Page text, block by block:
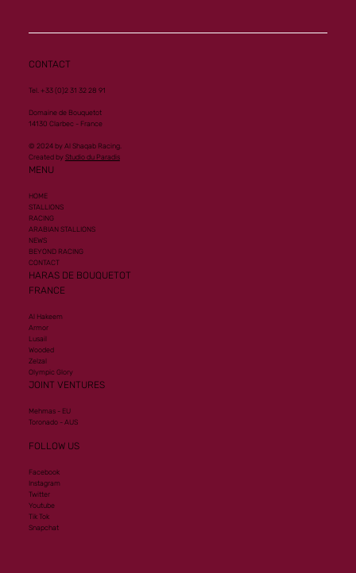
CONTACT
Tel. +33 (0)2 31 32 28 91
Domaine de Bouquetot
14130 Clarbec - France
© 2024 by Al Shaqab Racing.
Created by Studio du Paradis
MENU
HOME
STALLIONS
RACING
ARABIAN STALLIONS
NEWS
BEYOND RACING
CONTACT
HARAS DE BOUQUETOT
FRANCE
Al Hakeem
Armor
Lusail
Wooded
Zelzal
Olympic Glory
JOINT VENTURES
Mehmas - EU
Toronado - AUS
FOLLOW US
Facebook
Instagram
Twitter
Youtube
Tik Tok
Snapchat